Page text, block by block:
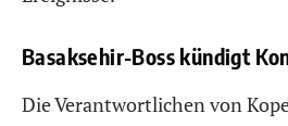
Basaksehir-Boss kündigt
Die Verantwortlichen von